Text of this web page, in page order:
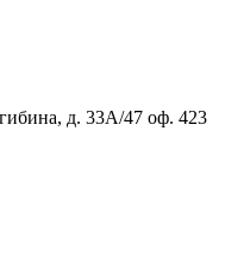
д. 33А/47 оф. 423